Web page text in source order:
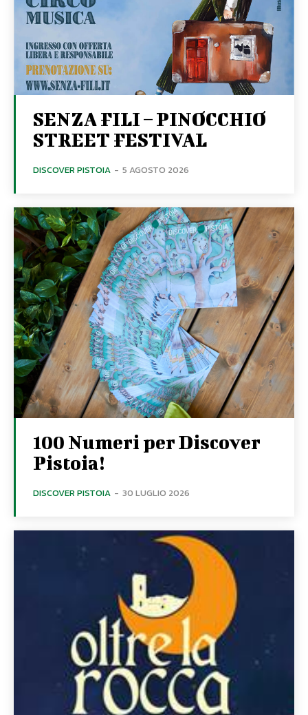
SENZA FILI – PINOCCHIO
STREET FESTIVAL
DISCOVER PISTOIA - 5 AGOSTO 2026
100 Numeri per Discover
Pistoia!
DISCOVER PISTOIA - 30 LUGLIO 2026